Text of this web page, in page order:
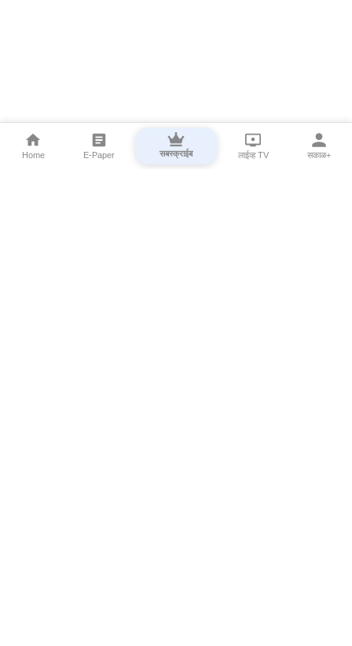
Home E-Paper सबस्क्राईब लाईव्ह TV सकाळ+